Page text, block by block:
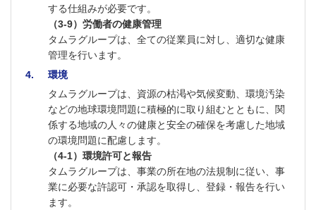
する仕組みが必要です。
（3-9）労働者の健康管理
タムラグループは、全ての従業員に対し、適切な健康
管理を行います。
4
環境
タムラグループは、資源の枯渇や気候変動、環境汚染
などの地球環境問題に積極的に取り組むとともに、関
係する地域の人々の健康と安全の確保を考慮した地域
の環境問題に配慮します。
（4-1）環境許可と報告
タムラグループは、事業の所在地の法規制に従い、事
業に必要な許認可・承認を取得し、登録・報告を行い
ます。